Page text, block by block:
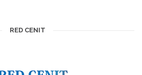
RED CENIT